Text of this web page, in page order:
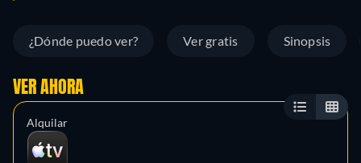
¿Dónde puedo ver? Ver gratis Sinopsis
VER AHORA
Alquilar